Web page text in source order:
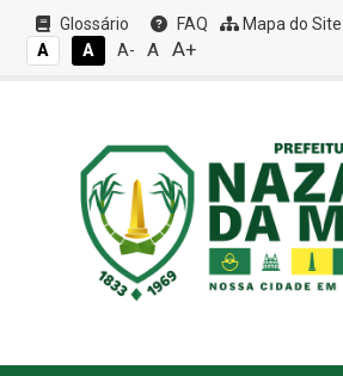
Glossário FAQ Mapa do Site
A
A A- A A+